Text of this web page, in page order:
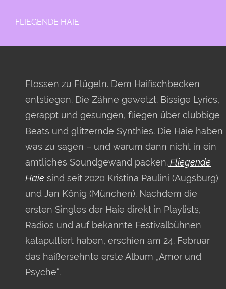
FLIEGENDE HAIE
Flossen zu Flügeln. Dem Haifischbecken
entstiegen. Die Zähne gewetzt. Bissige Lyrics,
gerappt und gesungen, fliegen über clubbige
Beats und glitzernde Synthies. Die Haie haben
was zu sagen – und warum dann nicht in ein
amtliches Soundgewand packen.Fliegende
Haie sind seit 2020 Kristina Paulini (Augsburg)
und Jan König (München). Nachdem die
ersten Singles der Haie direkt in Playlists,
Radios und auf bekannte Festivalbühnen
katapultiert haben, erschien am 24. Februar
das haißersehnte erste Album „Amor und
Psyche“.